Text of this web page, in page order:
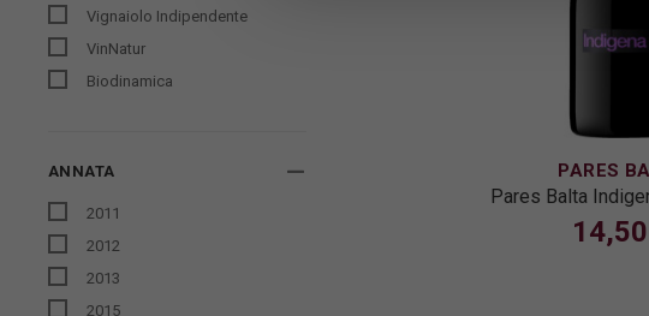
PARES
Pares Balta
Vignaiolo Indipendente
VinNatur
Biodinamica
ANNATA
2011
2012
2013
2015